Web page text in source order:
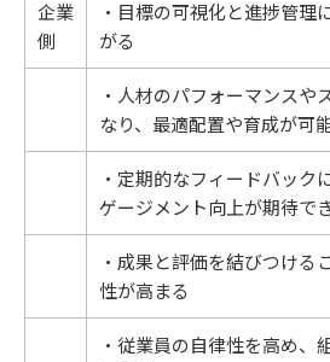
企業
側
・目標の可視化と進捗管理
がる
・人材のパフォーマンスや
なり、最適配置や育成が可
・定期的なフィードバック
ゲージメント向上が期待で
・成果と評価を結びつける
性が高まる
・従業員の自律性を高め、